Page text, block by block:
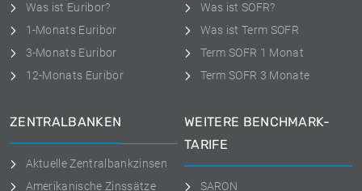
Was ist Euribor?
1-Monats Euribor
3-Monats Euribor
12-Monats Euribor
Was ist SOFR?
Was ist Term SOFR
Term SOFR 1 Monat
Term SOFR 3 Monate
ZENTRALBANKEN
Aktuelle Zentralbankzinsen
Amerikanische Zinssätze
WEITERE BENCHMARK-
TARIFE
SARON